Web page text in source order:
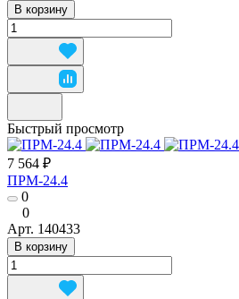
В корзину
Быстрый просмотр
7 564 ₽
ПРМ-24.4
0
0
Арт. 140433
В корзину